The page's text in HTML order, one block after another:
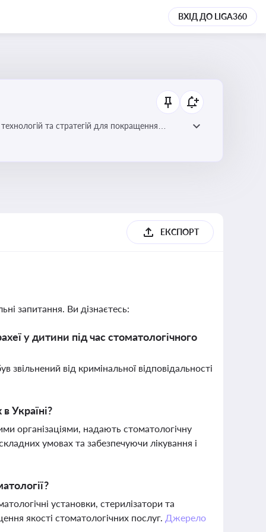
ВХІД ДО LIGA360
для покращення
ЕКСПОРТ
запитання. Ви дізнаєтесь:
у дитини під час стоматологічного
від кримінальної відповідальності
Україні?
організаціями, надають стоматологічну
умовах та забезпечуючи лікування і
установки, стерилізатори та
якості стоматологічних послуг. Джерело